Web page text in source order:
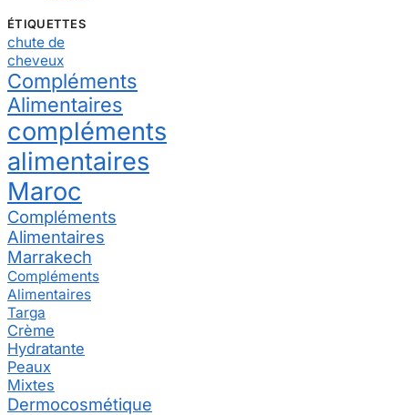
ÉTIQUETTES
chute de
cheveux
Compléments
Alimentaires
compléments
alimentaires
Maroc
Compléments
Alimentaires
Marrakech
Compléments
Alimentaires
Targa
Crème
Hydratante
Peaux
Mixtes
Dermocosmétique